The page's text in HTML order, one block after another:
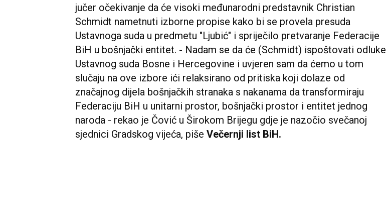
jučer očekivanje da će visoki međunarodni predstavnik Christian
Schmidt nametnuti izborne propise kako bi se provela presuda
Ustavnoga suda u predmetu "Ljubić" i spriječilo pretvaranje Federacije
BiH u bošnjački entitet. - Nadam se da će (Schmidt) ispoštovati odluke
Ustavnog suda Bosne i Hercegovine i uvjeren sam da ćemo u tom
slučaju na ove izbore ići relaksirano od pritiska koji dolaze od
značajnog dijela bošnjačkih stranaka s nakanama da transformiraju
Federaciju BiH u unitarni prostor, bošnjački prostor i entitet jednog
naroda - rekao je Čović u Širokom Brijegu gdje je nazočio svečanoj
sjednici Gradskog vijeća, piše Večernji list BiH.